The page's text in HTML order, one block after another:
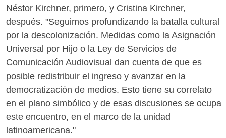
Néstor Kirchner, primero, y Cristina Kirchner,
después. "Seguimos profundizando la batalla cultural
por la descolonización. Medidas como la Asignación
Universal por Hijo o la Ley de Servicios de
Comunicación Audiovisual dan cuenta de que es
posible redistribuir el ingreso y avanzar en la
democratización de medios. Esto tiene su correlato
en el plano simbólico y de esas discusiones se ocupa
este encuentro, en el marco de la unidad
latinoamericana."